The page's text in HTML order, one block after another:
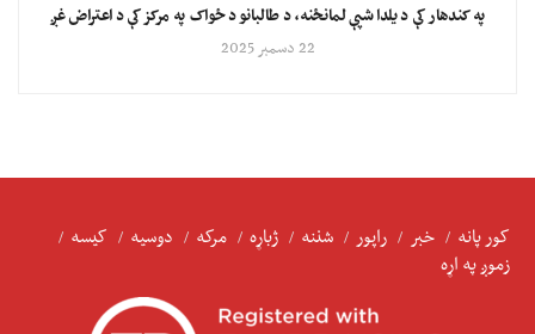
په کندهار کې د یلدا شپې لمانځنه، د طالبانو د ځواک په مرکز کې د اعتراض غږ
22 دسمبر 2025
کور پانه خبر راپور شننه ژباړه مرکه دوسیه
کیسه
زموږ په اړه